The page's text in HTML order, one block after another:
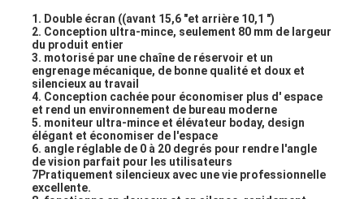
Aperçu
Produits
1. Double écran ((avant 15,6 "et arrière 10,1 ")
2. Conception ultra-mince, seulement 80 mm de largeur
du produit entier
3. motorisé par une chaîne de réservoir et un
engrenage mécanique, de bonne qualité et doux et
silencieux au travail
4. Conception cachée pour économiser plus d' espace
et rend un environnement de bureau moderne
5. moniteur ultra-mince et élévateur boday, design
élégant et économiser de l'espace
6. angle réglable de 0 à 20 degrés pour rendre l'angle
de vision parfait pour les utilisateurs
7Pratiquement silencieux avec une vie professionnelle
excellente.